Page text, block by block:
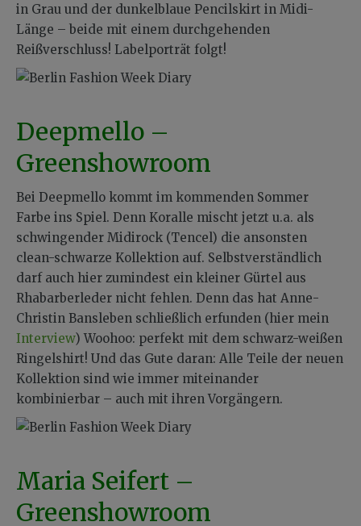
in Grau und der dunkelblaue Pencilskirt in Midi-
Länge – beide mit einem durchgehenden
Reißverschluss! Labelporträt folgt!
Deepmello –
Greenshowroom
Bei Deepmello kommt im kommenden Sommer
Farbe ins Spiel. Denn Koralle mischt jetzt u.a. als
schwingender Midirock (Tencel) die ansonsten
clean-schwarze Kollektion auf. Selbstverständlich
darf auch hier zumindest ein kleiner Gürtel aus
Rhabarberleder nicht fehlen. Denn das hat Anne-
Christin Bansleben schließlich erfunden (hier mein
Interview) Woohoo: perfekt mit dem schwarz-weißen
Ringelshirt! Und das Gute daran: Alle Teile der neuen
Kollektion sind wie immer miteinander
kombinierbar – auch mit ihren Vorgängern.
Maria Seifert –
Greenshowroom